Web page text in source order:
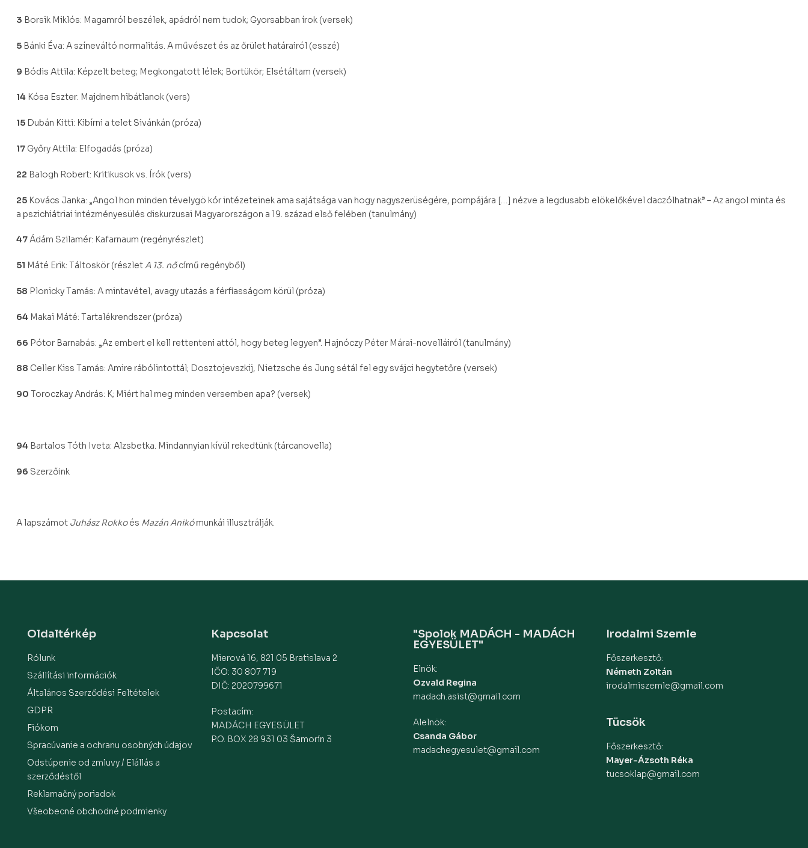
3 Borsik Miklós: Magamról beszélek, apádról nem tudok; Gyorsabban írok (versek)
5 Bánki Éva: A színeváltó normalitás. A művészet és az őrület határairól (esszé)
9 Bódis Attila: Képzelt beteg; Megkongatott lélek; Bortükör; Elsétáltam (versek)
14 Kósa Eszter: Majdnem hibátlanok (vers)
15 Dubán Kitti: Kibírni a telet Sivánkán (próza)
17 Győry Attila: Elfogadás (próza)
22 Balogh Robert: Kritikusok vs. Írók (vers)
25 Kovács Janka: „Angol hon minden tévelygö kór intézeteinek ama sajátsága van hogy nagyszerüségére, pompájára […] nézve a legdusabb elökelőkével daczólhatnak” – Az angol minta és
a pszichiátriai intézményesülés diskurzusai Magyarországon a 19. század első felében (tanulmány)
47Ádám Szilamér: Kafarnaum (regényrészlet)
51 Máté Erik: Táltoskör (részletA 13. nőcímű regényből)
58 Plonicky Tamás: A mintavétel, avagy utazás a férfiasságom körül (próza)
64 Makai Máté: Tartalékrendszer (próza)
66 Pótor Barnabás: „Az embert el kell rettenteni attól, hogy beteg legyen”. Hajnóczy Péter Márai-novelláiról (tanulmány)
88 Celler Kiss Tamás: Amire rábólintottál; Dosztojevszkij, Nietzsche és Jung sétál fel egy svájci hegytetőre (versek)
90 Toroczkay András: K; Miért hal meg minden versemben apa? (versek)
94 Bartalos Tóth Iveta: Alzsbetka. Mindannyian kívül rekedtünk (tárcanovella)
96 Szerzőink
A lapszámot Juhász Rokkoés Mazán Anikómunkái illusztrálják.
Oldaltérkép
Rólunk
Szállítási információk
Általános Szerződési Feltételek
GDPR
Fiókom
Spracúvanie a ochranu osobných údajov
Odstúpenie od zmluvy / Elállás a
szerződéstől
Reklamačný poriadok
Všeobecné obchodné podmienky
Kapcsolat
Mierová 16, 821 05 Bratislava 2
IČO: 30 807 719
DIČ: 2020799671
Postacím:
MADÁCH EGYESÜLET
P.O. BOX 28 931 03 Šamorín 3
"Spolok MADÁCH - MADÁCH
EGYESÜLET"
Elnök:
Ozvald Regina
madach.asist@gmail.com
Alelnök:
Csanda Gábor
madachegyesulet@gmail.com
Irodalmi Szemle
Főszerkesztő:
Németh Zoltán
irodalmiszemle@gmail.com
Tücsök
Főszerkesztő:
Mayer-Ázsoth Réka
tucsoklap@gmail.com